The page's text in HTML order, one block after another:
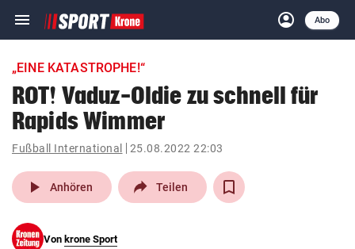
menu Navigation
ein-/ausklappen
account_circle
Anmelden
Abo
close Schließen
account_circle Anmelden
pin_drop
Wien arrow_right
„EINE KATASTROPHE!“
ROT! Vaduz-Oldie zu schnell für
Rapids Wimmer
Fußball International 25.08.2022 22:03
play_arrow Anhören Teilen
Von krone Sport